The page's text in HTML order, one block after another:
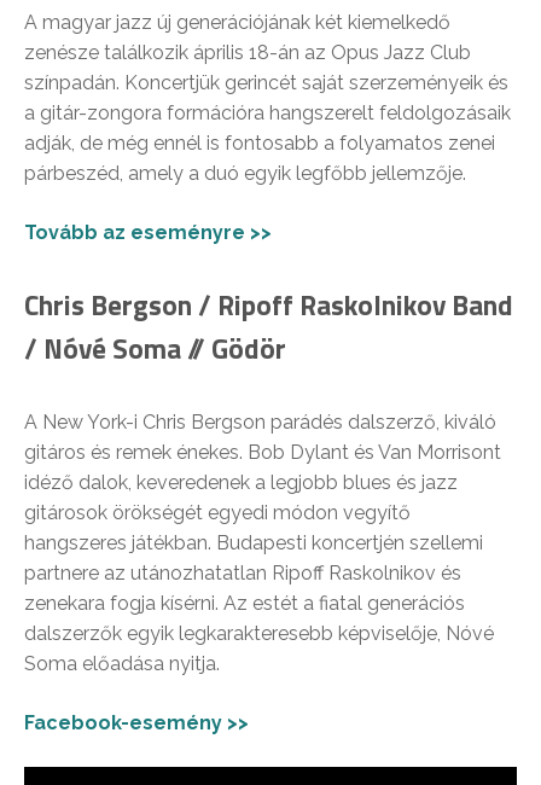
A magyar jazz új generációjának két kiemelkedő
zenésze találkozik április 18-án az Opus Jazz Club
színpadán. Koncertjük gerincét saját szerzeményeik és
a gitár-zongora formációra hangszerelt feldolgozásaik
adják, de még ennél is fontosabb a folyamatos zenei
párbeszéd, amely a duó egyik legfőbb jellemzője.
Tovább az eseményre >>
Chris Bergson / Ripoff Raskolnikov Band
/ Nóvé Soma // Gödör
A New York-i Chris Bergson parádés dalszerző, kiváló
gitáros és remek énekes. Bob Dylant és Van Morrisont
idéző dalok, keveredenek a legjobb blues és jazz
gitárosok örökségét egyedi módon vegyítő
hangszeres játékban. Budapesti koncertjén szellemi
partnere az utánozhatatlan Ripoff Raskolnikov és
zenekara fogja kísérni. Az estét a fiatal generációs
dalszerzők egyik legkarakteresebb képviselője, Nóvé
Soma előadása nyitja.
Facebook-esemény >>